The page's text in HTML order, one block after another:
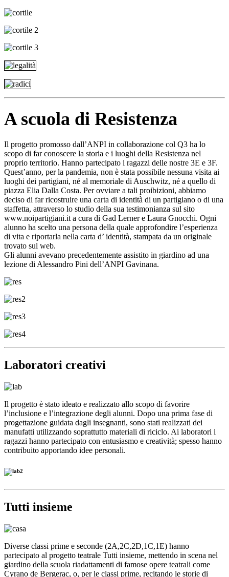
A scuola di Resistenza
Il progetto promosso dall’ANPI in collaborazione col Q3 ha lo
scopo di far conoscere la storia e i luoghi della Resistenza nel
proprio territorio. Hanno partecipato i ragazzi delle nostre 3E e 3F.
Quest’anno, per la pandemia, non è stata possibile nessuna visita ai
luoghi dei partigiani, né al memoriale di Auschwitz, né a quello di
piazza Elia Dalla Costa. Per ovviare a tali proibizioni, abbiamo
deciso di far ricostruire una carta di identità di un partigiano o di una
staffetta, attraverso lo studio della sua testimonianza sul sito
www.noipartigiani.it a cura di Gad Lerner e Laura Gnocchi. Ogni
alunno ha scelto una persona della quale approfondire l’esperienza
di vita e riportarla nella carta d’ identità, stampata da un originale
trovato sul web.
Gli alunni avevano precedentemente assistito in giardino ad una
lezione di Alessandro Pini dell’ANPI Gavinana.
Laboratori creativi
Il progetto è stato ideato e realizzato allo scopo di favorire
l’inclusione e l’integrazione degli alunni. Dopo una prima fase di
progettazione guidata dagli insegnanti, sono stati realizzati dei
manufatti utilizzando soprattutto materiali di riciclo. Ai laboratori i
ragazzi hanno partecipato con entusiasmo e creatività; spesso hanno
contribuito apportando idee personali.
Tutti insieme
Diverse classi prime e seconde (2A,2C,2D,1C,1E) hanno
partecipato al progetto teatrale Tutti insieme, mettendo in scena nel
giardino della scuola riadattamenti di famose opere teatrali come
Cyrano de Bergerac, o, per le classi prime, recitando le storie di